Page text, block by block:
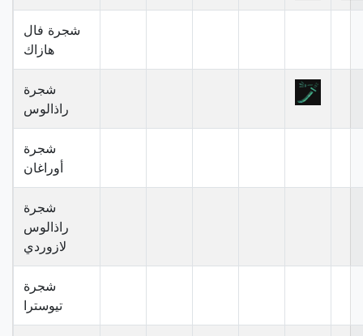
شجرة فال
هازاك
شجرة
راذالوس
شجرة
أوراغان
شجرة
راذالوس
لازوردي
شجرة
تيوسترا